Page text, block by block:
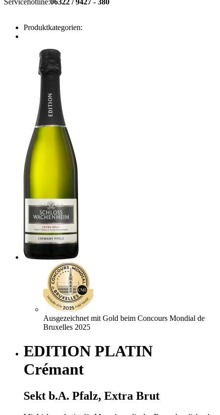
Servicehotline:06322 / 9427 - 380
Produktkategorien:
Ausgezeichnet mit Gold beim Concours Mondial de
Bruxelles 2025
EDITION PLATIN
Crémant
Sekt b.A. Pfalz, Extra Brut